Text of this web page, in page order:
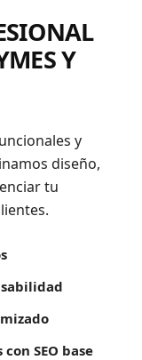
Y
y
diseño,
tu
SEO base